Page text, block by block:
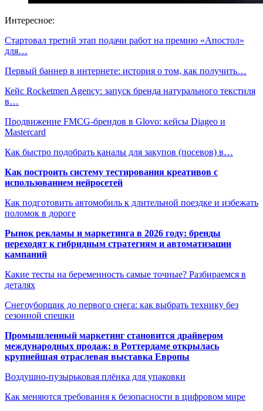
Интересное:
Стартовал третий этап подачи работ на премию «Апостол»
для…
Первый баннер в интернете: история о том, как получить…
Кейс Rocketmen Agency: запуск бренда натурального текстиля
в…
Продвижение FMCG-брендов в Glovo: кейсы Diageo и
Mastercard
Как быстро подобрать каналы для закупов (посевов) в…
Как построить систему тестирования креативов с
использованием нейросетей
Как подготовить автомобиль к длительной поездке и избежать
поломок в дороге
Рынок рекламы и маркетинга в 2026 году: бренды
переходят к гибридным стратегиям и автоматизации
кампаний
Какие тесты на беременность самые точные? Разбираемся в
деталях
Снегоуборщик до первого снега: как выбрать технику без
сезонной спешки
Промышленный маркетинг становится драйвером
международных продаж: в Роттердаме открылась
крупнейшая отраслевая выставка Европы
Воздушно-пузырьковая плёнка для упаковки
Как меняются требования к безопасности в цифровом мире